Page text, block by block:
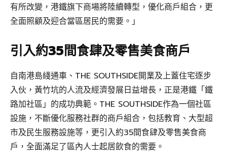
有所改變，港鐵旗下商場將陸續轉型，優化商戶組合，更
全面照顧及迎合當區居民的需要。」
引入約35間食肆及零售美食商戶
自南港島綫通車、THE SOUTHSIDE開業及上蓋住宅逐步
入伙，黃竹坑的人流及經濟發展日益增長，正是港鐵「鐵
路加社區」的成功典範。THE SOUTHSIDE作為一個社區
設施，不斷優化服務社群的商戶組合，包括教育、大型超
市及民生服務設施等，更引入約35間食肆及零售美食商
戶，全面滿足了區內人士起居飲食的需要。